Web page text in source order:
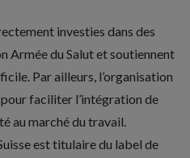
investies dans des
Armée du Salut et soutiennent
Par ailleurs, l’organisation
faciliter l’intégration de
au marché du travail.
est titulaire du label de